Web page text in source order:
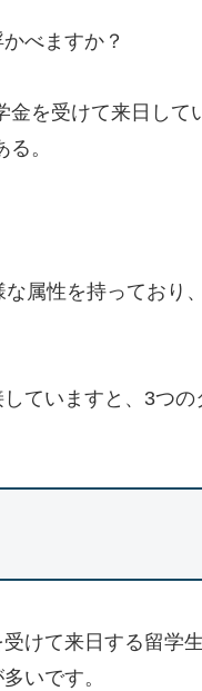
べますか？
を受けて来日して
。
属性を持っており
ていますと、3つの
けて来日する留学
いです。